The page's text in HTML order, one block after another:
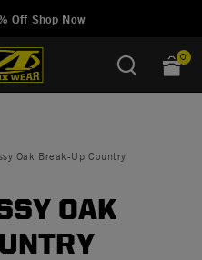
Off Shop Now
0
Oak Break-Up Country
OAK